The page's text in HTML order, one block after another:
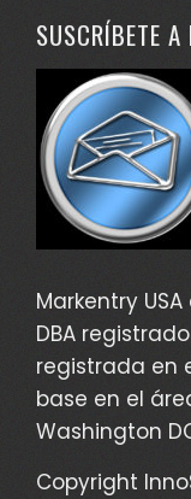
SUSCRÍBETE A
Markentry
DBA
registrada en
base en el
Washington
Copyright